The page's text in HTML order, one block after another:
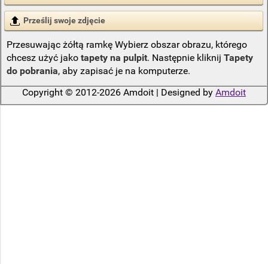
Prześlij swoje zdjęcie
Przesuwając żółtą ramkę Wybierz obszar obrazu, którego
chcesz użyć jako tapety na pulpit. Następnie kliknij Tapety
do pobrania, aby zapisać je na komputerze.
Copyright © 2012-2026 Amdoit | Designed by Amdoit